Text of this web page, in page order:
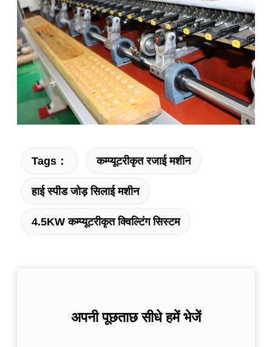
Tags： कम्प्यूटरीकृत रजाई मशीन
हाई स्पीड जोड़ सिलाई मशीन
4.5KW कम्प्यूटरीकृत क्विल्टिंग सिस्टम
अपनी पूछताछ सीधे हमें भेजें